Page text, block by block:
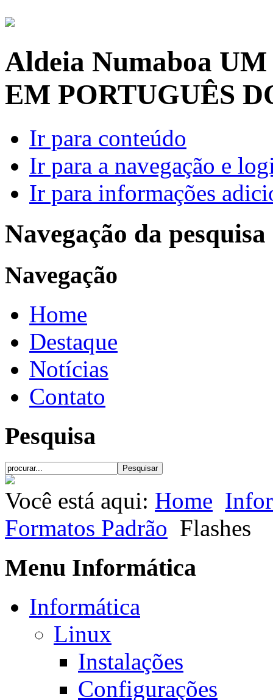
Aldeia Numaboa UM
EM PORTUGUÊS
Ir para conteúdo
Ir para a navegação e
Ir para informações
Navegação da pesquisa
Navegação
Home
Destaque
Notícias
Contato
Pesquisa
Você está aqui: Home
Formatos Padrão Flashes
Menu Informática
Informática
Linux
Instalações
Configurações